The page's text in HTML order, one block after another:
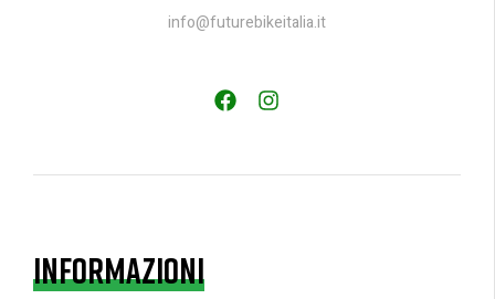
info@futurebikeitalia.it
INFORMAZIONI